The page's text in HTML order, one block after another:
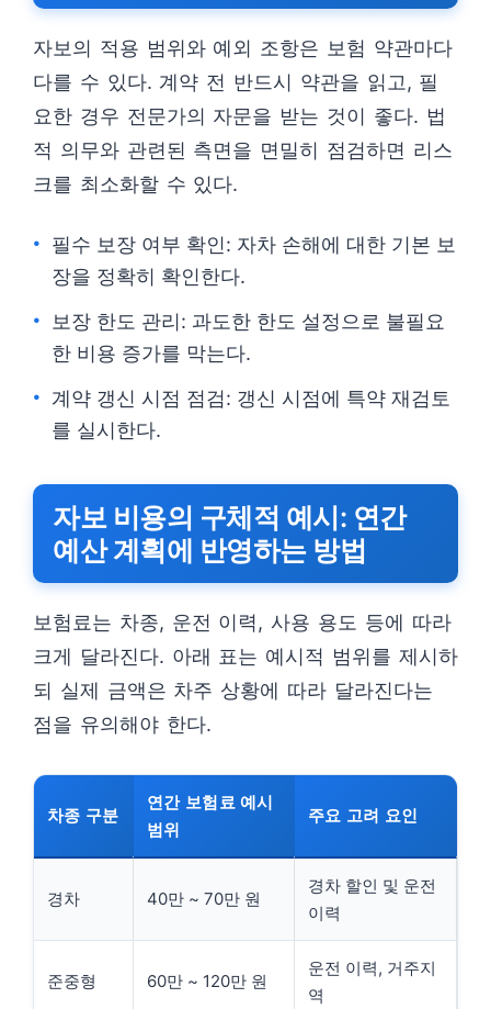
자보의 적용 범위와 예외 조항은 보험 약관마다
다를 수 있다. 계약 전 반드시 약관을 읽고, 필
요한 경우 전문가의 자문을 받는 것이 좋다. 법
적 의무와 관련된 측면을 면밀히 점검하면 리스
크를 최소화할 수 있다.
필수 보장 여부 확인: 자차 손해에 대한 기본 보
장을 정확히 확인한다.
보장 한도 관리: 과도한 한도 설정으로 불필요
한 비용 증가를 막는다.
계약 갱신 시점 점검: 갱신 시점에 특약 재검토
를 실시한다.
자보 비용의 구체적 예시: 연간
예산 계획에 반영하는 방법
보험료는 차종, 운전 이력, 사용 용도 등에 따라
크게 달라진다. 아래 표는 예시적 범위를 제시하
되 실제 금액은 차주 상황에 따라 달라진다는
점을 유의해야 한다.
차종 구분
연간 보험료 예시
범위
주요 고려 요인
경차 40만 ~ 70만 원
경차 할인 및 운전
이력
준중형 60만 ~ 120만 원
운전 이력, 거주지
역